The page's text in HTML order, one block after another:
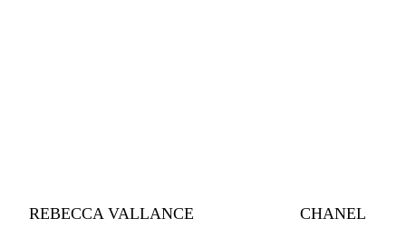
REBECCA VALLANCE CHANEL